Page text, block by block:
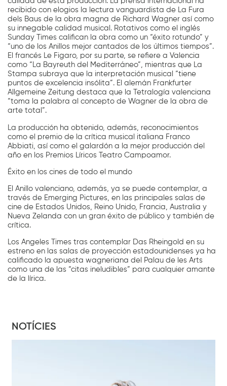
recibido con elogios la lectura vanguardista de La Fura
dels Baus de la obra magna de Richard Wagner así como
su innegable calidad musical. Rotativos como el inglés
Sunday Times califican la obra como un “éxito rotundo” y
“uno de los Anillos mejor cantados de los últimos tiempos”.
El francés Le Figaro, por su parte, se refiere a Valencia
como “La Bayreuth del Mediterráneo”, mientras que La
Stampa subraya que la interpretación musical “tiene
puntos de excelencia insólita”. El alemán Frankfurter
Allgemeine Zeitung destaca que la Tetralogía valenciana
“toma la palabra al concepto de Wagner de la obra de
arte total”.
La producción ha obtenido, además, reconocimientos
como el premio de la crítica musical italiana Franco
Abbiati, así como el galardón a la mejor producción del
año en los Premios Líricos Teatro Campoamor.
Éxito en los cines de todo el mundo
El Anillo valenciano, además, ya se puede contemplar, a
través de Emerging Pictures, en las principales salas de
cine de Estados Unidos, Reino Unido, Francia, Australia y
Nueva Zelanda con un gran éxito de público y también de
crítica.
Los Angeles Times tras contemplar Das Rheingold en su
estreno en las salas de proyección estadounidenses ya ha
calificado la apuesta wagneriana del Palau de les Arts
como una de las “citas ineludibles” para cualquier amante
de la lírica.
NOTÍCIES